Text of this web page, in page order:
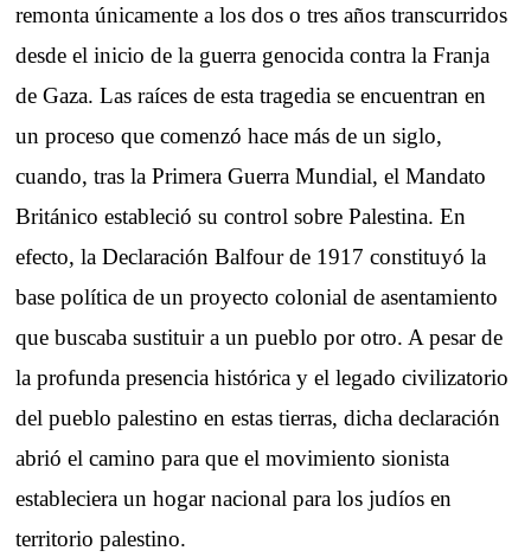
remonta únicamente a los dos o tres años transcurridos
desde el inicio de la guerra genocida contra la Franja
de Gaza. Las raíces de esta tragedia se encuentran en
un proceso que comenzó hace más de un siglo,
cuando, tras la Primera Guerra Mundial, el Mandato
Británico estableció su control sobre Palestina. En
efecto, la Declaración Balfour de 1917 constituyó la
base política de un proyecto colonial de asentamiento
que buscaba sustituir a un pueblo por otro. A pesar de
la profunda presencia histórica y el legado civilizatorio
del pueblo palestino en estas tierras, dicha declaración
abrió el camino para que el movimiento sionista
estableciera un hogar nacional para los judíos en
territorio palestino.